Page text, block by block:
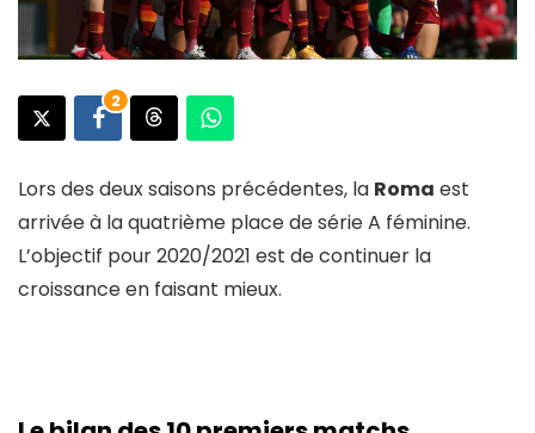
2
Lors des deux saisons précédentes, la Roma est
arrivée à la quatrième place de série A féminine.
L’objectif pour 2020/2021 est de continuer la
croissance en faisant mieux.